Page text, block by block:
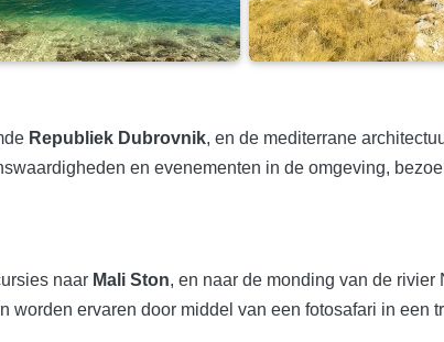
Republiek Dubrovnik, en de mediterrane
en evenementen in de omgeving,
naar Mali Ston, en naar de monding van de
ervaren door middel van een fotosafari in een